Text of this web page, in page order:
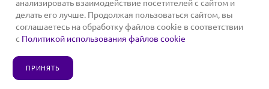
анализировать взаимодействие посетителей с сайтом и
делать его лучше. Продолжая пользоваться сайтом, вы
соглашаетесь на обработку файлов cookie в соответствии
с Политикой использования файлов cookie
ПРИНЯТЬ